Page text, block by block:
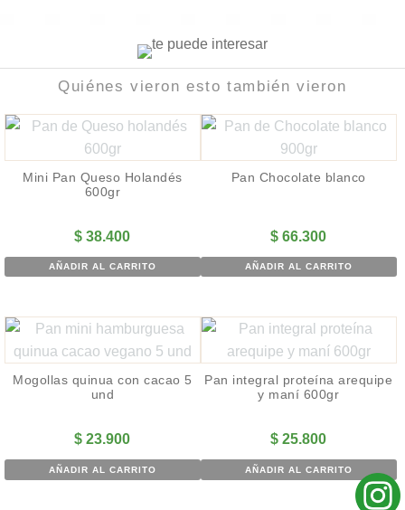
Quiénes vieron esto también vieron
Mini Pan Queso Holandés
600gr
$ 38.400
AÑADIR AL CARRITO
Pan Chocolate blanco
$ 66.300
AÑADIR AL CARRITO
Mogollas quinua con cacao 5
und
$ 23.900
AÑADIR AL CARRITO
Pan integral proteína arequipe
y maní 600gr
$ 25.800
AÑADIR AL CARRITO